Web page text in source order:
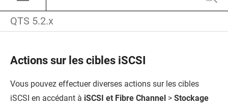
QTS 5.2.x
Actions sur les cibles iSCSI
Vous pouvez effectuer diverses actions sur les cibles
iSCSI en accédant à iSCSI et Fibre Channel > Stockage